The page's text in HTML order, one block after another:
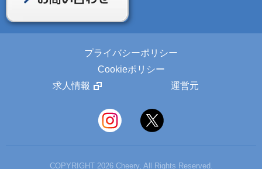
プライバシーポリシー
Cookieポリシー
求人情報
運営元
COPYRIGHT 2026 Cheery, All Rights Reserved.